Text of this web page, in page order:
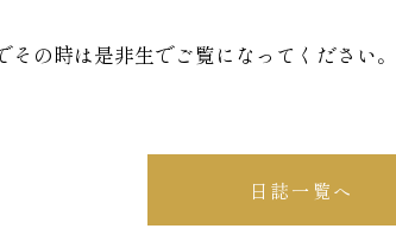
の時は是非生でご覧になってください。
日誌一覧へ